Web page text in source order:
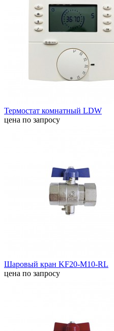
Термостат комнатный LDW
цена по запросу
Шаровый кран KF20-M10-RL
цена по запросу